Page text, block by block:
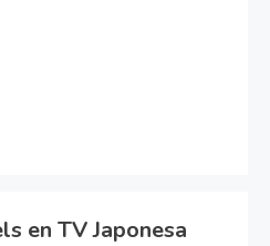
en TV Japonesa